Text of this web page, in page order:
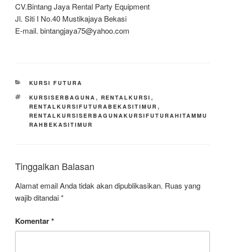
CV.Bintang Jaya Rental Party Equipment
Jl. Siti I No.40 Mustikajaya Bekasi
E-mail. bintangjaya75@yahoo.com
KATEGORI
KURSI FUTURA
TAG
KURSISERBAGUNA , RENTALKURSI ,
RENTALKURSIFUTURABEKASITIMUR ,
RENTALKURSISERBAGUNAKURSIFUTURAHITAMMU
RAHBEKASITIMUR
Tinggalkan Balasan
Alamat email Anda tidak akan dipublikasikan. Ruas yang
wajib ditandai*
Komentar*